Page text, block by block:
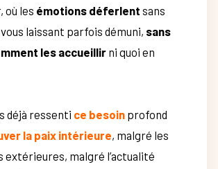
où les émotions déferlent sans
laissant parfois démuni, sans
les accueillir ni quoi en
déjà ressenti ce besoin profond
la paix intérieure, malgré les
malgré l’actualité